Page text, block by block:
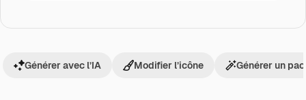
Générer avec l’IA Modifier l’icône Générer un